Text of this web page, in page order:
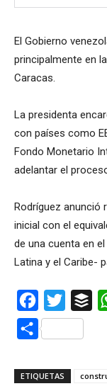
El Gobierno
principalmente en
Caracas.
La presidenta
con países como
Fondo Monetario
adelantar el
Rodríguez anunció
inicial con el
de una cuenta en
Latina y el Caribe-
Facebook
Twitter
Compartir
ETIQUETAS